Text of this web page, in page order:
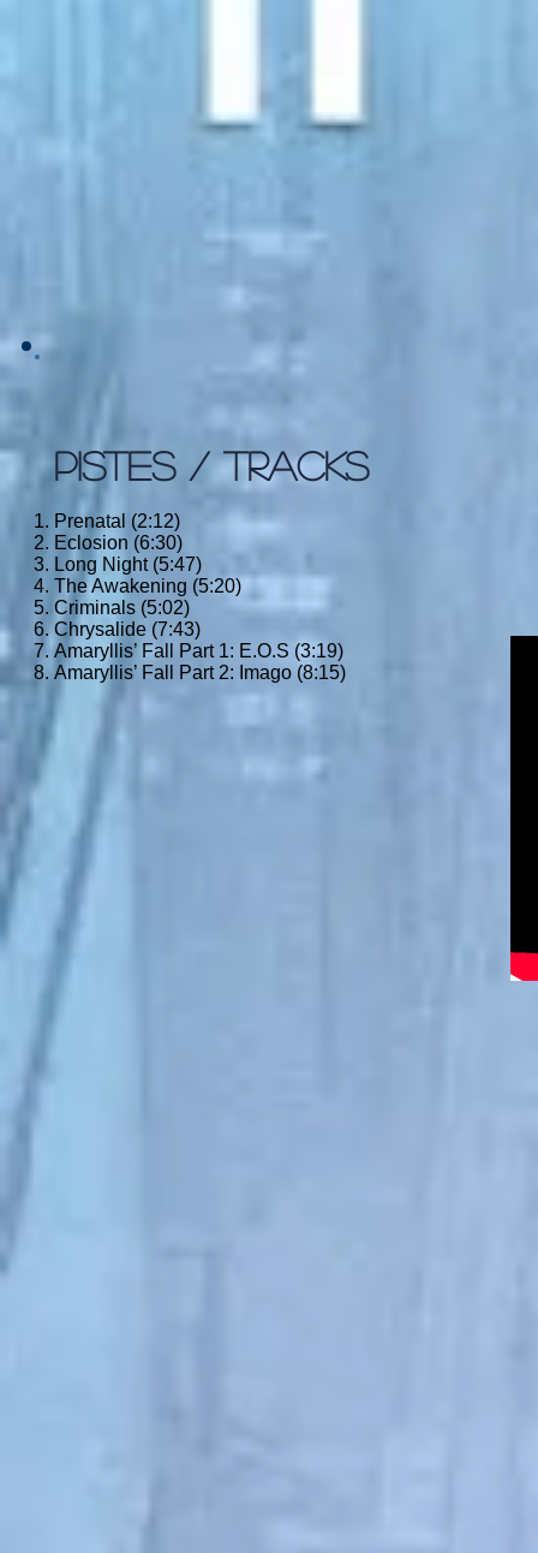
PISTES / TRACKS
Prenatal (2:12)
Eclosion (6:30)
Long Night (5:47)
The Awakening (5:20)
Criminals (5:02)
Chrysalide (7:43)
Amaryllis’ Fall Part 1: E.O.S (3:19)
Amaryllis’ Fall Part 2: Imago (8:15)